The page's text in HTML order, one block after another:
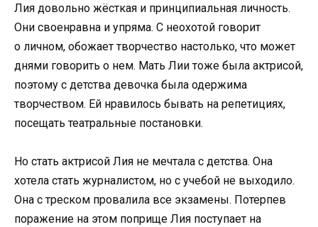
Лия довольно жёсткая и принципиальная личность.
Они своенравна и упряма. С неохотой говорит
о личном, обожает творчество настолько, что может
днями говорить о нем. Мать Лии тоже была актрисой,
поэтому с детства девочка была одержима
творчеством. Ей нравилось бывать на репетициях,
посещать театральные постановки.
Но стать актрисой Лия не мечтала с детства. Она
хотела стать журналистом, но с учебой не выходило.
Она с треском провалила все экзамены. Потерпев
поражение на этом поприще Лия поступает на